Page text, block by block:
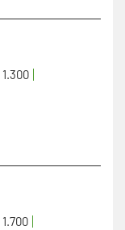
1.300
1.700